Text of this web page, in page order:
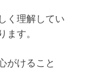
く理解してい
ます。
がけること